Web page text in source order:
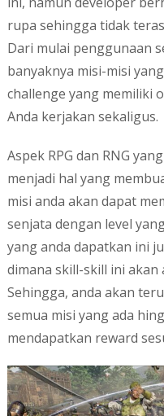
rupa sehingga tidak
Dari mulai penggunaan
banyaknya misi-misi
challenge yang memiliki
Anda kerjakan sekaligus.
Aspek RPG dan RNG
menjadi hal yang
misi anda akan dapat
senjata dengan level
yang anda dapatkan ini
dimana skill-skill ini akan
Sehingga, anda akan
semua misi yang ada
mendapatkan reward